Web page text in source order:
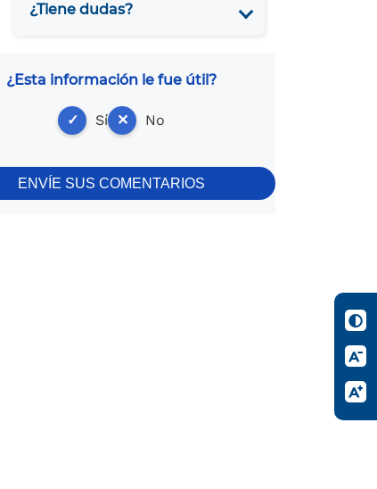
¿Tiene dudas?
¿Esta información le fue útil?
✓ Sí ✕ No
ENVÍE SUS COMENTARIOS